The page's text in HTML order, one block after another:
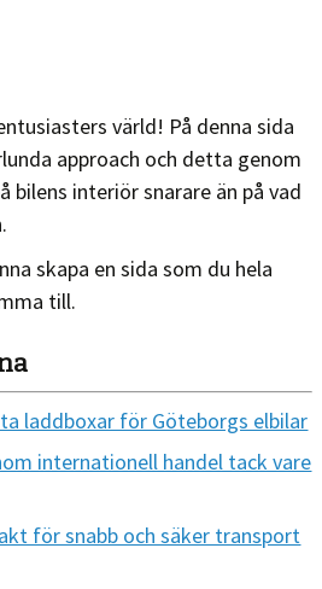
värld! På denna sida
approach och detta genom
bilens interiör snarare än på vad
skapa en sida som du hela
till.
laddboxar för Göteborgs elbilar
internationell handel tack vare
för snabb och säker transport